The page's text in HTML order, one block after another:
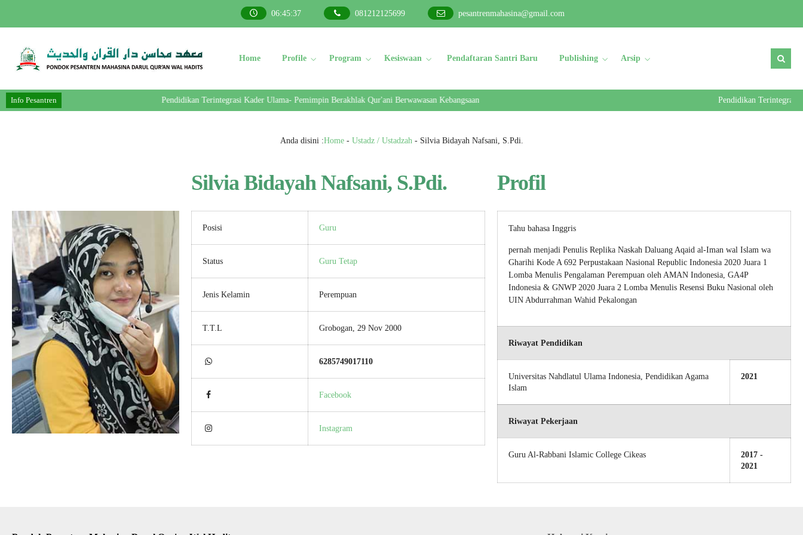
06:45:37 081212125699 pesantrenmahasina@gmail.com
Home Profile Program Kesiswaan Pendaftaran Santri Baru Publishing Arsip
Info Pesantren Pendidikan Terintegrasi
Pendidikan Terintegrasi Kader Ulama- Pemimpin Berakhlak Qur'ani Berwawasan Kebangsaan
Anda disini :Home- Ustadz / Ustadzah- Silvia Bidayah Nafsani, S.Pdi.
Silvia Bidayah Nafsani, S.Pdi.
Posisi Guru
Status Guru Tetap
Jenis Kelamin Perempuan
T.T.L Grobogan, 29 Nov 2000
6285749017110
Facebook
Instagram
Profil
Tahu bahasa Inggris
pernah menjadi Penulis Replika Naskah Daluang Aqaid al-Iman wal Islam wa
Gharihi Kode A 692 Perpustakaan Nasional Republic Indonesia 2020 Juara 1
Lomba Menulis Pengalaman Perempuan oleh AMAN Indonesia, GA4P
Indonesia & GNWP 2020 Juara 2 Lomba Menulis Resensi Buku Nasional oleh
UIN Abdurrahman Wahid Pekalongan
Riwayat Pendidikan
Universitas Nahdlatul Ulama Indonesia, Pendidikan Agama
Islam
2021
Riwayat Pekerjaan
Guru Al-Rabbani Islamic College Cikeas
2017 -
2021